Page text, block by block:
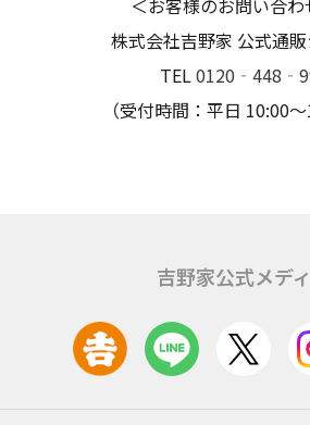
＜お客様のお問い合わ
株式会社吉野家 公式通
TEL
（受付時間：平日 10:00～
吉野家公式メデ